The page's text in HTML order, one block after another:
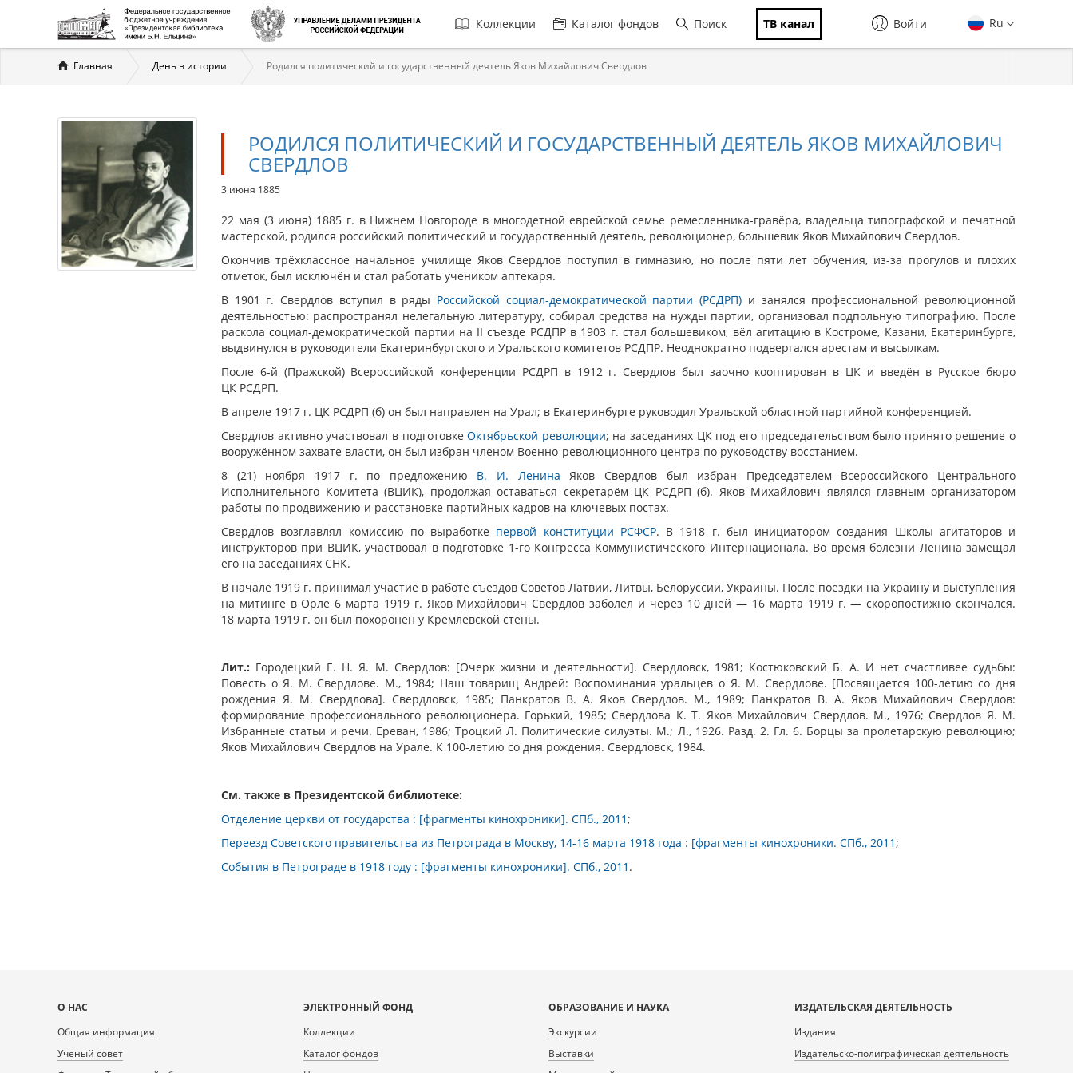
Главная
навигация
Коллекции Каталог фондов Поиск ТВ канал Ru
Войти
Вы
здесь
Главная День в истории Родился политический и государственный деятель Яков Михайлович Свердлов
РОДИЛСЯ ПОЛИТИЧЕСКИЙ И ГОСУДАРСТВЕННЫЙ ДЕЯТЕЛЬ ЯКОВ МИХАЙЛОВИЧ
СВЕРДЛОВ
3 июня 1885
22 мая (3 июня) 1885 г. в Нижнем Новгороде в многодетной еврейской семье ремесленника-гравёра, владельца типографской и печатной
мастерской, родился российский политический и государственный деятель, революционер, большевик Яков Михайлович Свердлов.
Окончив трёхклассное начальное училище Яков Свердлов поступил в гимназию, но после пяти лет обучения, из-за прогулов и плохих
отметок, был исключён и стал работать учеником аптекаря.
В 1901 г. Свердлов вступил в ряды Российской социал-демократической партии (РСДРП) и занялся профессиональной революционной
деятельностью: распространял нелегальную литературу, собирал средства на нужды партии, организовал подпольную типографию. После
раскола социал-демократической партии на II съезде РСДПР в 1903 г. стал большевиком, вёл агитацию в Костроме, Казани, Екатеринбурге,
выдвинулся в руководители Екатеринбургского и Уральского комитетов РСДПР. Неоднократно подвергался арестам и высылкам.
После 6-й (Пражской) Всероссийской конференции РСДРП в 1912 г. Свердлов был заочно кооптирован в ЦК и введён в Русское бюро
ЦК РСДРП.
В апреле 1917 г. ЦК РСДРП (б) он был направлен на Урал; в Екатеринбурге руководил Уральской областной партийной конференцией.
Свердлов активно участвовал в подготовкеОктябрьской революции; на заседаниях ЦК под его председательством было принято решение о
вооружённом захвате власти, он был избран членом Военно-революционного центра по руководству восстанием.
8 (21) ноября 1917 г. по предложению В. И. Ленина Яков Свердлов был избран Председателем Всероссийского Центрального
Исполнительного Комитета (ВЦИК), продолжая оставаться секретарём ЦК РСДРП (б). Яков Михайлович являлся главным организатором
работы по продвижению и расстановке партийных кадров на ключевых постах.
Свердлов возглавлял комиссию по выработке первой конституции РСФСР. В 1918 г. был инициатором создания Школы агитаторов и
инструкторов при ВЦИК, участвовал в подготовке 1-го Конгресса Коммунистического Интернационала. Во время болезни Ленина замещал
его на заседаниях СНК.
В начале 1919 г. принимал участие в работе съездов Советов Латвии, Литвы, Белоруссии, Украины. После поездки на Украину и выступления
на митинге в Орле 6 марта 1919 г. Яков Михайлович Свердлов заболел и через 10 дней — 16 марта 1919 г. — скоропостижно скончался.
18 марта 1919 г. он был похоронен у Кремлёвской стены.
Лит.: Городецкий Е. Н. Я. М. Свердлов: [Очерк жизни и деятельности]. Свердловск, 1981; Костюковский Б. А. И нет счастливее судьбы:
Повесть о Я. М. Свердлове. М., 1984; Наш товарищ Андрей: Воспоминания уральцев о Я. М. Свердлове. [Посвящается 100-летию со дня
рождения Я. М. Свердлова]. Свердловск, 1985; Панкратов В. А. Яков Свердлов. М., 1989; Панкратов В. А. Яков Михайлович Свердлов:
формирование профессионального революционера. Горький, 1985; Свердлова К. Т. Яков Михайлович Свердлов. М., 1976; Свердлов Я. М.
Избранные статьи и речи. Ереван, 1986; Троцкий Л. Политические силуэты. М.; Л., 1926. Разд. 2. Гл. 6. Борцы за пролетарскую революцию;
Яков Михайлович Свердлов на Урале. К 100-летию со дня рождения. Свердловск, 1984.
См. также в Президентской библиотеке:
Отделение церкви от государства : [фрагменты кинохроники]. СПб., 2011;
Переезд Советского правительства из Петрограда в Москву, 14-16 марта 1918 года : [фрагменты кинохроники. СПб., 2011;
События в Петрограде в 1918 году : [фрагменты кинохроники]. СПб., 2011 .
Карта
сайта
О НАС
Общая информация
Ученый совет
ЭЛЕКТРОННЫЙ ФОНД
Коллекции
Каталог фондов
ОБРАЗОВАНИЕ И НАУКА
Экскурсии
Выставки
ИЗДАТЕЛЬСКАЯ ДЕЯТЕЛЬНОСТЬ
Издания
Издательско-полиграфическая деятельность